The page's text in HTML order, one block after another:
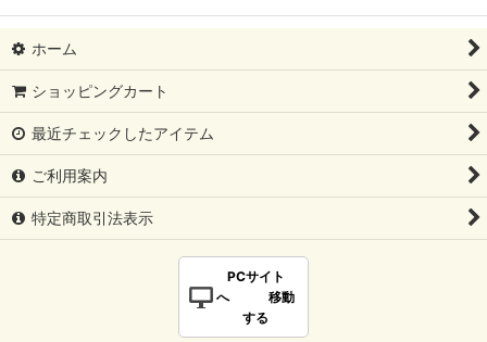
ホーム
ショッピングカート
最近チェックしたアイテム
ご利用案内
特定商取引法表示
PCサイト
へ 移動
する